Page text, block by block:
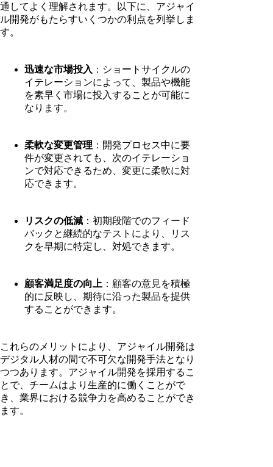
通してよく理解されます。以下に、アジャイ
ル開発がもたらすいくつかの利点を列挙しま
す。
迅速な市場投入 ：ショートサイクルの
イテレーションによって、製品や機能
を素早く市場に投入することが可能に
なります。
柔軟な変更管理 ：開発プロセス中に要
件が変更されても、次のイテレーショ
ンで対応できるため、変更に柔軟に対
応できます。
リスクの低減 ：初期段階でのフィード
バックと継続的なテストにより、リス
クを早期に特定し、対処できます。
顧客満足度の向上 ：顧客の意見を積極
的に反映し、期待に沿った製品を提供
することができます。
これらのメリットにより、アジャイル開発は
デジタル人材の間で不可欠な開発手法となり
つつあります。アジャイル開発を採用するこ
とで、チームはより生産的に働くことがで
き、業界における競争力を高めることができ
ます。